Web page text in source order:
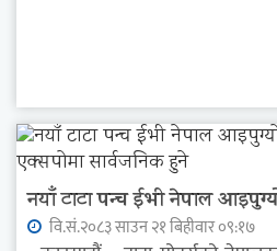
नयाँ टाटा पन्च ईभी नेपाल
वि.सं.२०८३ साउन २१ बिहीवार ०९:१७